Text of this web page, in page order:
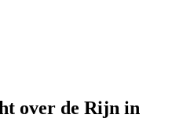
over de Rijn in